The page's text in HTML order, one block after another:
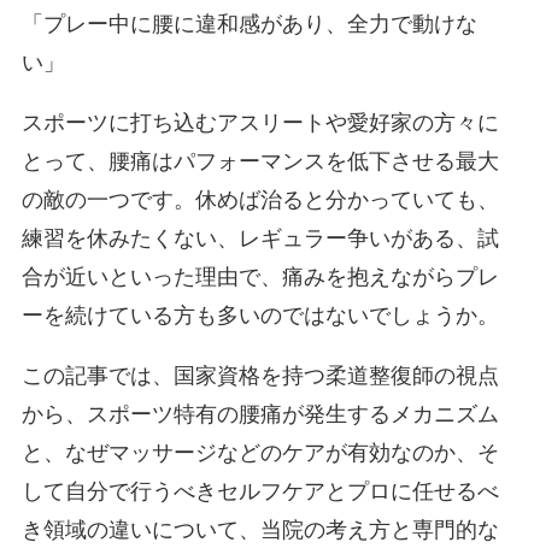
「プレー中に腰に違和感があり、全力で動けな
い」
スポーツに打ち込むアスリートや愛好家の方々に
とって、腰痛はパフォーマンスを低下させる最大
の敵の一つです。休めば治ると分かっていても、
練習を休みたくない、レギュラー争いがある、試
合が近いといった理由で、痛みを抱えながらプレ
ーを続けている方も多いのではないでしょうか。
この記事では、国家資格を持つ柔道整復師の視点
から、スポーツ特有の腰痛が発生するメカニズム
と、なぜマッサージなどのケアが有効なのか、そ
して自分で行うべきセルフケアとプロに任せるべ
き領域の違いについて、当院の考え方と専門的な